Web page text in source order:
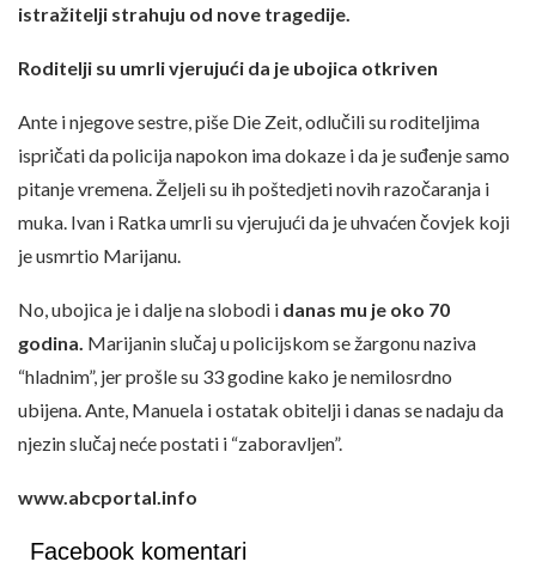
istražitelji strahuju od nove tragedije.
Roditelji su umrli vjerujući da je ubojica otkriven
Ante i njegove sestre, piše Die Zeit, odlučili su roditeljima
ispričati da policija napokon ima dokaze i da je suđenje samo
pitanje vremena. Željeli su ih poštedjeti novih razočaranja i
muka. Ivan i Ratka umrli su vjerujući da je uhvaćen čovjek koji
je usmrtio Marijanu.
No, ubojica je i dalje na slobodi i danas mu je oko 70
godina. Marijanin slučaj u policijskom se žargonu naziva
“hladnim”, jer prošle su 33 godine kako je nemilosrdno
ubijena. Ante, Manuela i ostatak obitelji i danas se nadaju da
njezin slučaj neće postati i “zaboravljen”.
www.abcportal.info
Facebook komentari